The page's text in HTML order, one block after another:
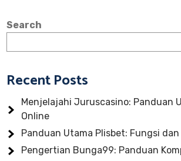
Search
Recent Posts
Menjelajahi Juruscasino: Panduan
Online
Panduan Utama Plisbet: Fungsi
Pengertian Bunga99: Panduan